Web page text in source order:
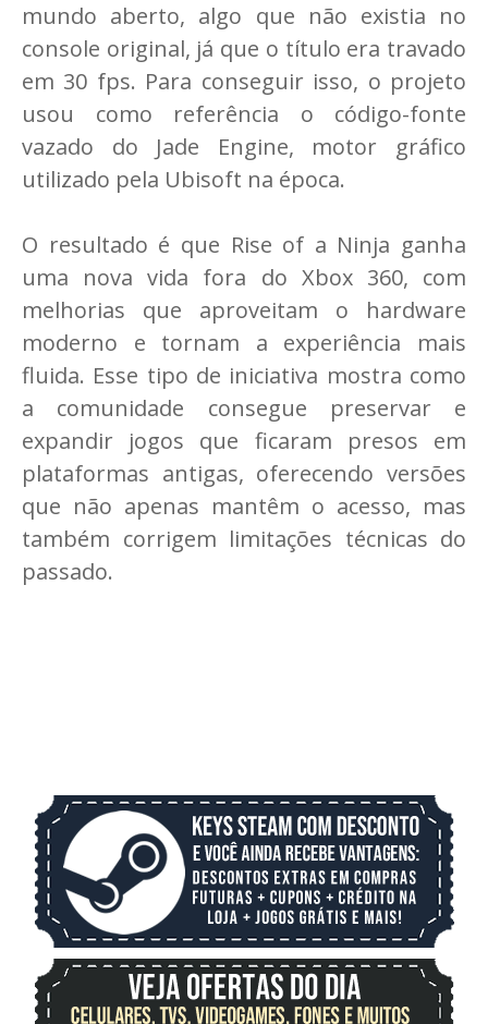
mundo aberto, algo que não existia no
console original, já que o título era travado
em 30 fps. Para conseguir isso, o projeto
usou como referência o código-fonte
vazado do Jade Engine, motor gráfico
utilizado pela Ubisoft na época.
O resultado é que Rise of a Ninja ganha
uma nova vida fora do Xbox 360, com
melhorias que aproveitam o hardware
moderno e tornam a experiência mais
fluida. Esse tipo de iniciativa mostra como
a comunidade consegue preservar e
expandir jogos que ficaram presos em
plataformas antigas, oferecendo versões
que não apenas mantêm o acesso, mas
também corrigem limitações técnicas do
passado.